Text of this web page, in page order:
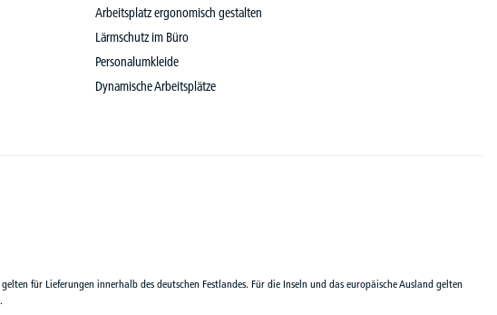
Arbeitsplatz ergonomisch gestalten
Lärmschutz im Büro
Personalumkleide
Dynamische Arbeitsplätze
für Lieferungen innerhalb des deutschen Festlandes. Für die Inseln und das europäische Ausland gelten